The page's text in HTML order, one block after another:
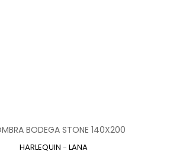
BODEGA STONE 140X200
HARLEQUIN - LANA